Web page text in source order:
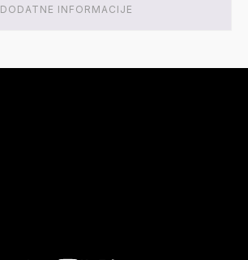
DODATNE INFORMACIJE